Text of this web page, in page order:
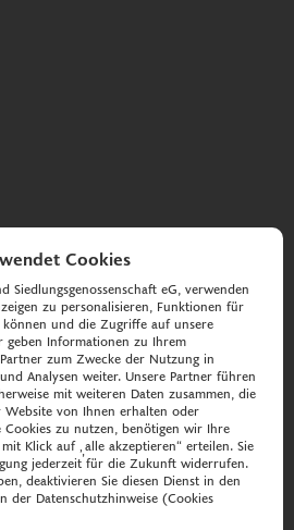
Cookies
Siedlungsgenossenschaft eG, verwenden
zu personalisieren, Funktionen für
und die Zugriffe auf unsere
geben Informationen zu Ihrem
zum Zwecke der Nutzung in
Analysen weiter. Unsere Partner führen
mit weiteren Daten zusammen, die
von Ihnen erhalten oder
Cookies zu nutzen, benötigen wir Ihre
Klick auf „alle akzeptieren“ erteilen. Sie
jederzeit für die Zukunft widerrufen.
deaktivieren Sie diesen Dienst in den
der Datenschutzhinweise (Cookies